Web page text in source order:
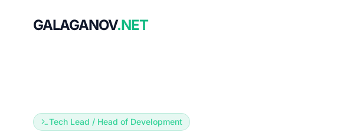
GALAGANOV.NET
Tech Lead / Head of Development